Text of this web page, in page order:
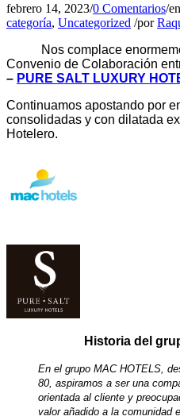
febrero 14, 2023/0 Comentarios/en
categoría, Uncategorized /por
Nos complace
Convenio de Colaboración
– PURE SALT LUXURY
Continuamos apostando por
consolidadas y con dilatada
Hotelero.
Historia del
En el grupo MAC HOTELS,
80, aspiramos a ser una
orientada al cliente y
valor añadido a la comunidad